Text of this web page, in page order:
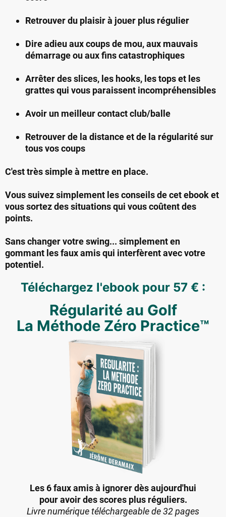
Retrouver du plaisir à jouer plus régulier
Dire adieu aux coups de mou, aux mauvais
démarrage ou aux fins catastrophiques
Arrêter des slices, les hooks, les tops et les
grattes qui vous paraissent incompréhensibles
Avoir un meilleur contact club/balle
Retrouver de la distance et de la régularité sur
tous vos coups
C'est très simple à mettre en place.
Vous suivez simplement les conseils de cet ebook et
vous sortez des situations qui vous coûtent des
points.
Sans changer votre swing... simplement en
gommant les faux amis qui interfèrent avec votre
potentiel.
Téléchargez l'ebook pour 57 € :
Régularité au Golf
La Méthode Zéro Practice™
Les 6 faux amis à ignorer dès aujourd'hui
pour avoir des scores plus réguliers.
Livre numérique téléchargeable de 32 pages